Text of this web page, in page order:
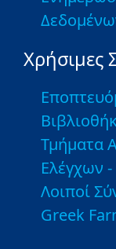
Χρήσιμες
Τμήματα
Ελέγχων -
Λοιποί
Greek